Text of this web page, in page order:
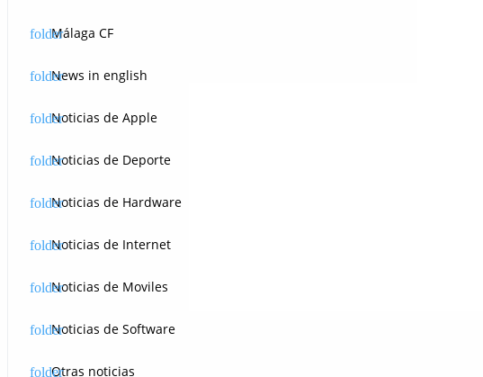
Málaga CF
News in english
Noticias de Apple
Noticias de Deporte
Noticias de Hardware
Noticias de Internet
Noticias de Moviles
Noticias de Software
Otras noticias